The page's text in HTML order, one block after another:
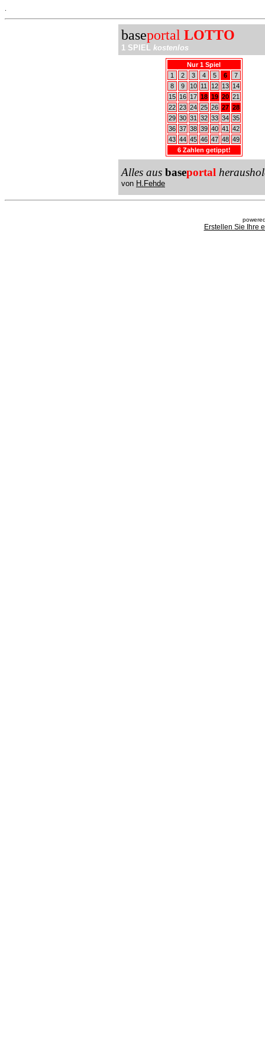
baseportal LOTTO
1 SPIEL kostenlos
Nur 1 Spiel
1
2 3 4 5 6
7
8
9 10 11 12 13
14
15
16 17 18 19 20 21
22 23 24 25 26 27 28
29 30 31 32 33 34 35
36 37 38 39 40 41
42
43 44 45 46 47 48 49
6 Zahlen getippt!
Alles aus baseportal
von H.Fehde
Erstellen Sie Ihre